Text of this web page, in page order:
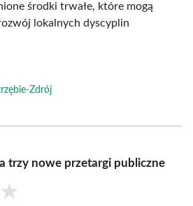
środki trwałe, które mogą
lokalnych dyscyplin
Zdrój
trzy nowe przetargi publiczne
★